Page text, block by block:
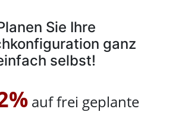
Sie Ihre
ganz
selbst!
auf frei geplante